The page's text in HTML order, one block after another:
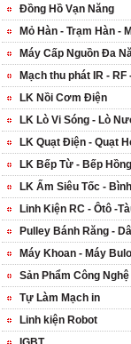
Đồng Hồ Vạn Năng
Mỏ Hàn - Trạm Hàn -
Máy Cấp Nguồn Đa
Mạch thu phát IR - RF
LK Nồi Cơm Điện
LK Lò Vi Sóng - Lò
LK Quạt Điện - Quạt
LK Bếp Từ - Bếp
LK Ấm Siêu Tốc -
Linh Kiện RC - Ôtô -
Pulley Bánh Răng -
Máy Khoan - Máy
Sản Phẩm Công Nghệ
Tự Làm Mạch in
Linh kiện Robot